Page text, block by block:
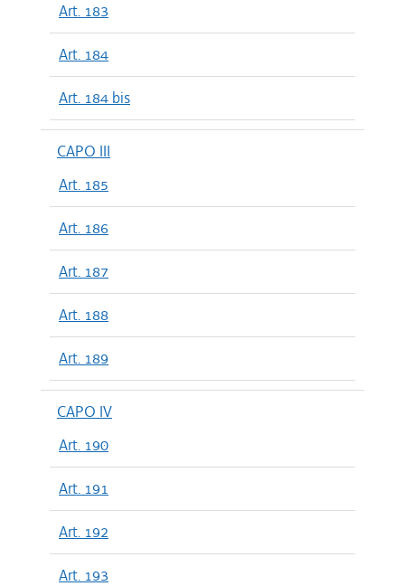
Art. 183
Art. 184
Art. 184 bis
CAPO III
Art. 185
Art. 186
Art. 187
Art. 188
Art. 189
CAPO IV
Art. 190
Art. 191
Art. 192
Art. 193